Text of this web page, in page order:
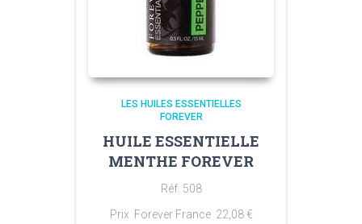
LES HUILES ESSENTIELLES
FOREVER
HUILE ESSENTIELLE
MENTHE FOREVER
Réf. 508
Prix Forever France 22,08 €